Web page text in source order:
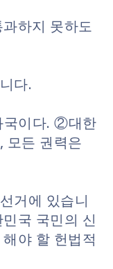
하지 못하도
다.
국이다. ②대한
모든 권력은
거에 있습니
국 국민의 신
야 할 헌법적